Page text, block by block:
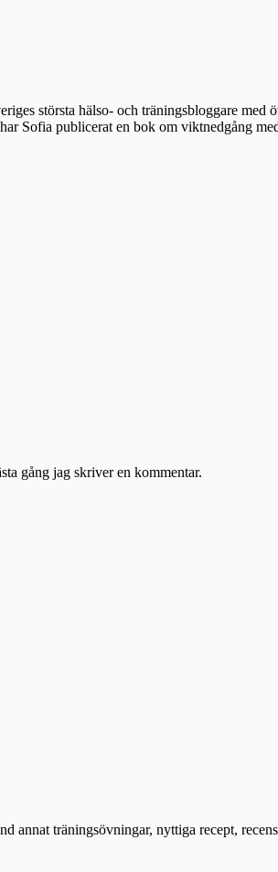
största hälso- och träningsbloggare
Sofia publicerat en bok om viktnedgång
gång jag skriver en kommentar.
annat träningsövningar, nyttiga recept,